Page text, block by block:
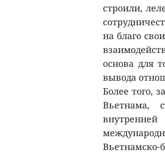
строили,
на благо
основа для
вывода
Более того,
Вьетнама,
Вьетнамско-